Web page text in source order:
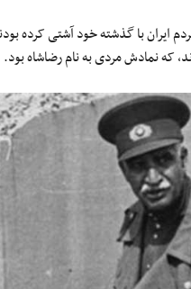
ایران با گذشته خود آشتی کرده
که نمادش مردی به نام رضاشاه بود.